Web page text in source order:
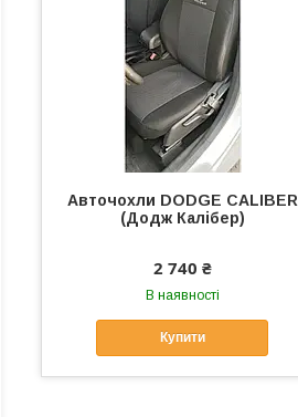
Авточохли DODGE CALIBER
(Додж Калібер)
2 740 ₴
В наявності
Купити